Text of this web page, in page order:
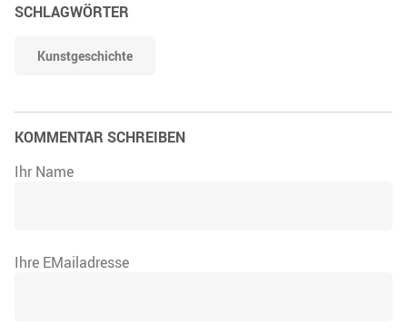
SCHLAGWÖRTER
Kunstgeschichte
KOMMENTAR SCHREIBEN
Ihr Name
Ihre EMailadresse